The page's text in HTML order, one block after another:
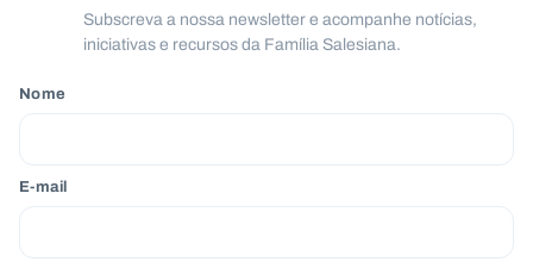
Subscreva a nossa newsletter e acompanhe notícias,
iniciativas e recursos da Família Salesiana.
Nome
E-mail